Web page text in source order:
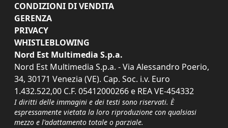
CONDIZIONI DI VENDITA
GERENZA
PRIVACY
WHISTLEBLOWING
Nord Est Multimedia S.p.a.
Nord Est Multimedia S.p.a. - Via Alessandro Poerio,
34, 30171 Venezia (VE). Cap. Soc. i.v. Euro
1.432.522,00 C.F. 05412000266 e REA VE-454332
I diritti delle immagini e dei testi sono riservati. È
espressamente vietata la loro riproduzione con qualsiasi
mezzo e l'adattamento totale o parziale.